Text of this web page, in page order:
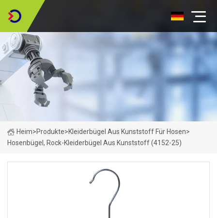
Heim>Produkte>Kleiderbügel Aus Kunststoff Für Hosen>
Hosenbügel, Rock-Kleiderbügel Aus Kunststoff (4152-25)